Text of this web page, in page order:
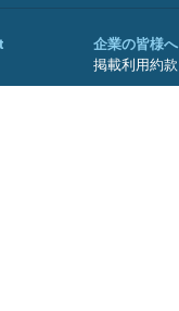
企業の皆様へ
掲載利用約款